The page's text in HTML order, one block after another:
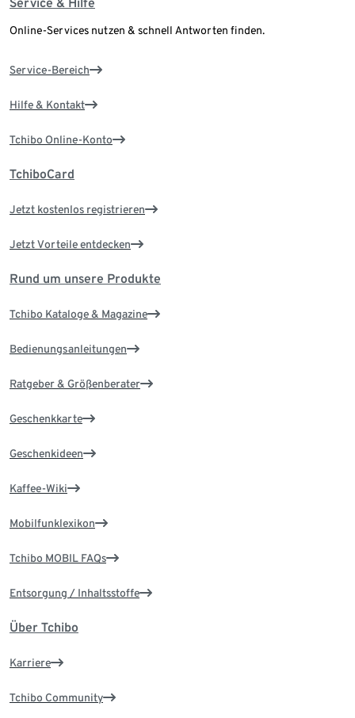
Service & Hilfe
Online-Services nutzen & schnell Antworten finden.
Service-Bereich
Hilfe & Kontakt
Tchibo Online-Konto
TchiboCard
Jetzt kostenlos registrieren
Jetzt Vorteile entdecken
Rund um unsere Produkte
Tchibo Kataloge & Magazine
Bedienungsanleitungen
Ratgeber & Größenberater
Geschenkkarte
Geschenkideen
Kaffee-Wiki
Mobilfunklexikon
Tchibo MOBIL FAQs
Entsorgung / Inhaltsstoffe
Über Tchibo
Karriere
Tchibo Community